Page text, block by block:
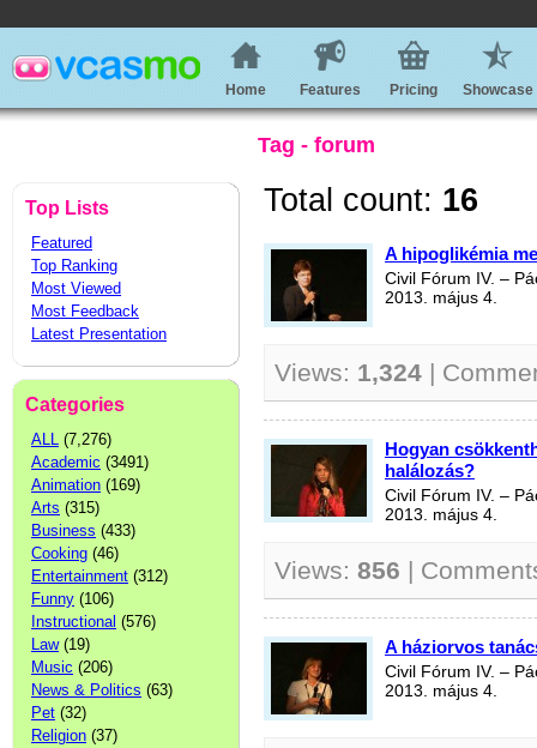
Home Features Pricing Showcase
Tag - forum
Top Lists
Featured
Top Ranking
Most Viewed
Most Feedback
Latest Presentation
Categories
ALL (7,276)
Academic (3491)
Animation (169)
Arts (315)
Business (433)
Cooking (46)
Entertainment (312)
Funny (106)
Instructional (576)
Law(19)
Music (206)
News & Politics (63)
Pet (32)
Religion (37)
Total count: 16
A hipoglikémia
Civil Fórum IV. –
2013. május 4.
Views: 1,324 |
Hogyan
halálozás?
Civil Fórum IV. –
2013. május 4.
Views: 856 |
A háziorvos
Civil Fórum IV. –
2013. május 4.